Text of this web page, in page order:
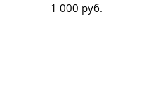
1 000 руб.